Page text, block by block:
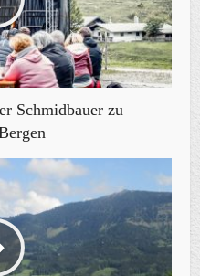
Schmidbauer zu